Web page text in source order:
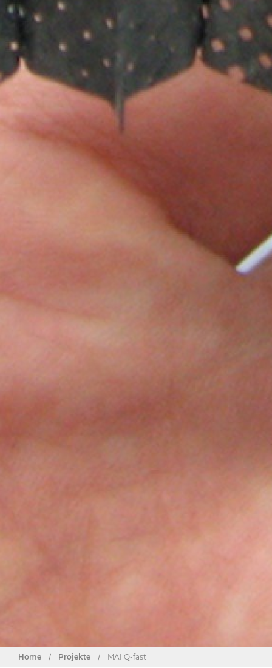
Home / Projekte / MAI Q-fast